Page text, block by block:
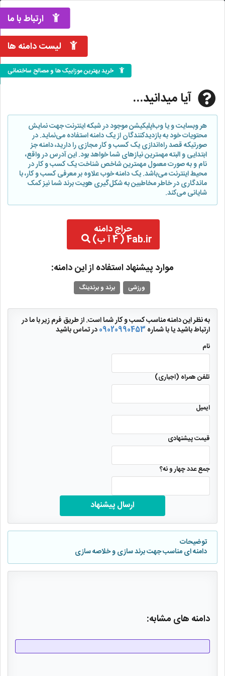
ارتباط با ما
لیست دامنه ها
خرید بهترین موزاییک ها و مصالح ساختمانی
آیا میدانید...
هر وبسایت و یا وب‌اپلیکیشن موجود در شبکه اینترنت جهت نمایش
محتویات خود به بازدیدکنندگان از یک دامنه استفاده می‌نماید. در
صورتیکه قصد راه‌اندازی یک کسب و کار مجازی را دارید، دامنه جز
ابتدایی و البته مهمترین نیازهای شما خواهد بود. این آدرس در واقع،
نام و به صورت معمول مهمترین شاخص شناخت یک کسب و کار در
محیط اینترنت می‌باشد. یک دامنه خوب علاوه بر معرفی کسب و کار، با
ماندگاری در خاطر مخاطبین به شکل‌گیری هویت برند شما نیز کمک
شایانی می‌کند.
حراج دامنه
4ab.ir ( 4 آ ب)
موارد پیشنهاد استفاده از این دامنه:
ورزشی برند و برندینگ
به نظر این دامنه مناسب کسب و کار شما است. از طریق فرم زیر با ما در
ارتباط باشید یا با شماره09020990453در تماس باشید
تلفن همراه (اجباری)
ایمیل
قیمت پیشنهادی
جمع عدد چهار و نه؟
ارسال پیشنهاد
توضیحات
دامنه ای مناسب جهت برند سازی و خلاصه سازی
دامنه های مشابه: